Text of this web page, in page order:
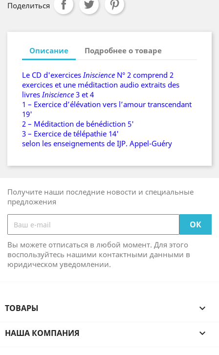
Поделиться
Описание Подробнее о товаре
Le CD d'exercicesIniscience N° 2 comprend 2
exercices et une méditaction audio extraits des
livresIniscience 3 et 4
1 – Exercice d’élévation vers l’amour transcendant
19'
2 – Méditaction de bénédiction 5'
3 – Exercice de télépathie 14'
selon les enseignements de IJP. Appel-Guéry
Получите наши последние новости и специальные
предложения
Вы можете отписаться в любой момент. Для этого
воспользуйтесь нашими контактными данными в
юридическом уведомлении.
ТОВАРЫ 
НАША КОМПАНИЯ 